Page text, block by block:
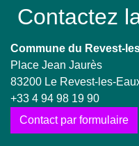
Contactez
Commune du Revest-
Place Jean Jaurès
83200 Le Revest-les-
+33 4 94 98 19 90
Contact par formulaire